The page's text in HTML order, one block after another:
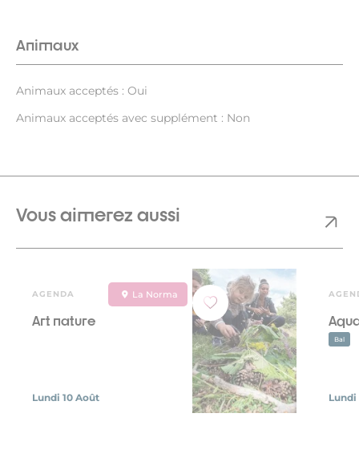
Animaux
Animaux acceptés : Oui
Animaux acceptés avec supplément : Non
Vous aimerez aussi
AGENDA La Norma
Art nature
Lundi 10 Août
Bal
Lundi